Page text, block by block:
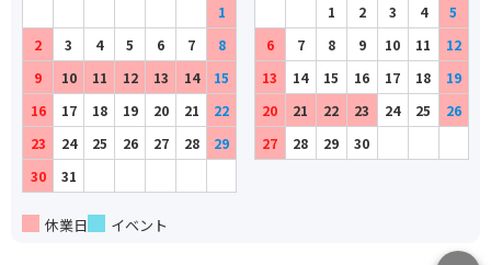
1
2
3 4 5 6 7
8
9
10 11 12 13 14
15
16
17 18 19 20 21
22
23
24 25 26 27 28
29
30
31
1
2 3 4
5
6
7 8 9 10 11
12
13
14 15 16 17 18
19
20
21 22 23 24 25
26
27
28 29 30
休業日 イベント